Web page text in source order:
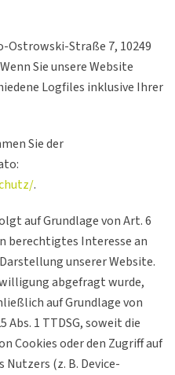
Ostrowski-Straße 7, 10249
Sie unsere Website
Logfiles inklusive Ihrer
Sie der
.
auf Grundlage von Art. 6
berechtigtes Interesse an
unserer Website.
abgefragt wurde,
auf Grundlage von
Abs. 1 TTDSG, soweit die
Cookies oder den Zugriff auf
(z. B. Device-